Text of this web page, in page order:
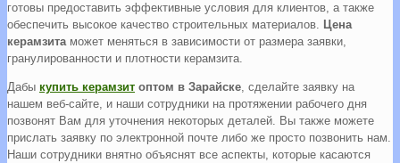
готовы предоставить эффективные условия для клиентов, а также
обеспечить высокое качество строительных материалов.
Цена
керамзита может меняться в зависимости от размера заявки,
гранулированности и плотности керамзита.
Дабы купить керамзит оптом в Зарайске , сделайте заявку на
нашем веб-сайте, и наши сотрудники на протяжении рабочего дня
позвонят Вам для уточнения некоторых деталей. Вы также можете
прислать заявку по электронной почте либо же просто позвонить нам.
Наши сотрудники внятно объяснят все аспекты, которые касаются